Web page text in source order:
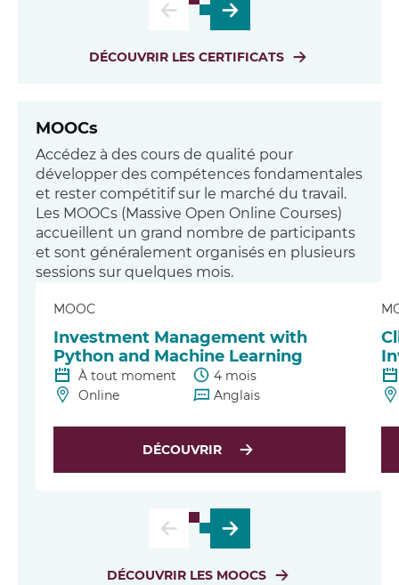
DÉCOUVRIR LES CERTIFICATS
MOOCs
Accédez à des cours de qualité pour
développer des compétences fondamentales
et rester compétitif sur le marché du travail.
Les MOOCs (Massive Open Online Courses)
accueillent un grand nombre de participants
et sont généralement organisés en plusieurs
sessions sur quelques mois.
MOOC
Investment Management with
Python and Machine Learning
À tout moment
4 mois
Online
Anglais
DÉCOUVRIR
DÉCOUVRIR LES MOOCS